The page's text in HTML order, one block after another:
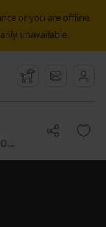
or you are offline.
unavailable.
Watchdog